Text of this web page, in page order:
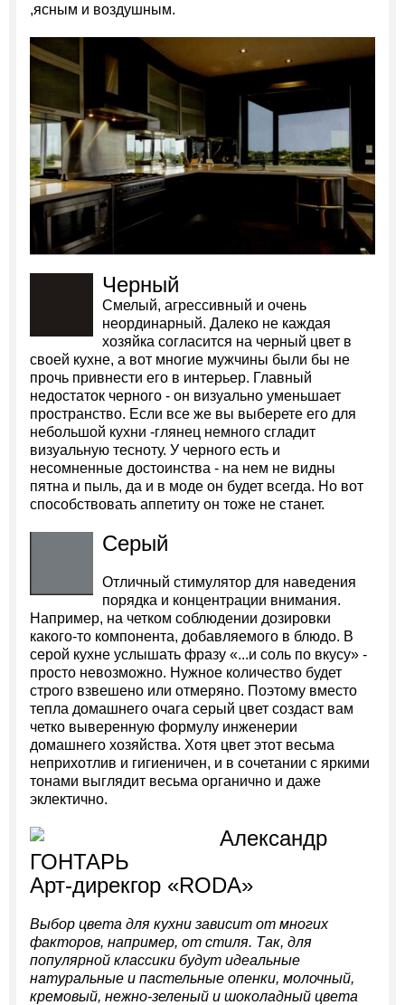
,ясным и воздушным.
Черный
Смелый, агрессивный и очень
неординарный. Далеко не каждая
хозяйка согласится на черный цвет в
своей кухне, а вот многие мужчины были бы не
прочь привнести его в интерьер. Главный
недостаток черного - он визуально уменьшает
пространство. Если все же вы выберете его для
небольшой кухни -глянец немного сгладит
визуальную тесноту. У черного есть и
несомненные достоинства - на нем не видны
пятна и пыль, да и в моде он будет всегда. Но вот
способствовать аппетиту он тоже не станет.
Серый
Отличный стимулятор для наведения
порядка и концентрации внимания.
Например, на четком соблюдении дозировки
какого-то компонента, добавляемого в блюдо. В
серой кухне услышать фразу «...и соль по вкусу» -
просто невозможно. Нужное количество будет
строго взвешено или отмеряно. Поэтому вместо
тепла домашнего очага серый цвет создаст вам
четко выверенную формулу инженерии
домашнего хозяйства. Хотя цвет этот весьма
неприхотлив и гигиеничен, и в сочетании с яркими
тонами выглядит весьма органично и даже
эклектично.
Александр
ГОНТАРЬ
Арт-дирекгор «RODА»
Выбор цвета для кухни зависит от многих
факторов, например, от стиля. Так, для
популярной классики будут идеальные
натуральные и пастельные опенки, молочный,
кремовый, нежно-зеленый и шоколадный цвета